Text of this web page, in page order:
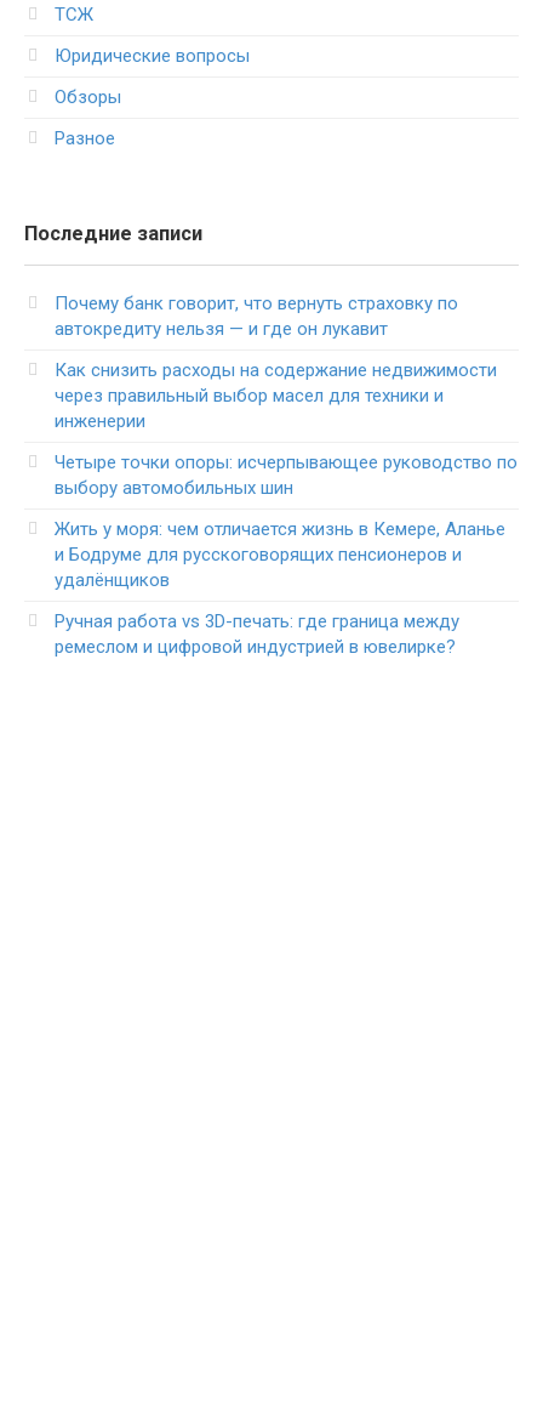
ТСЖ
Юридические вопросы
Обзоры
Разное
Последние записи
Почему банк говорит, что вернуть страховку по
автокредиту нельзя — и где он лукавит
Как снизить расходы на содержание недвижимости
через правильный выбор масел для техники и
инженерии
Четыре точки опоры: исчерпывающее руководство по
выбору автомобильных шин
Жить у моря: чем отличается жизнь в Кемере, Аланье
и Бодруме для русскоговорящих пенсионеров и
удалёнщиков
Ручная работа vs 3D-печать: где граница между
ремеслом и цифровой индустрией в ювелирке?